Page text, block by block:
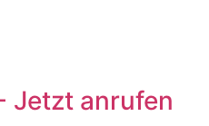
Jetzt anrufen